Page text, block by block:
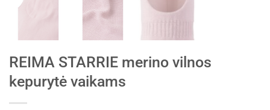
REIMA STARRIE merino vilnos
kepurytė vaikams